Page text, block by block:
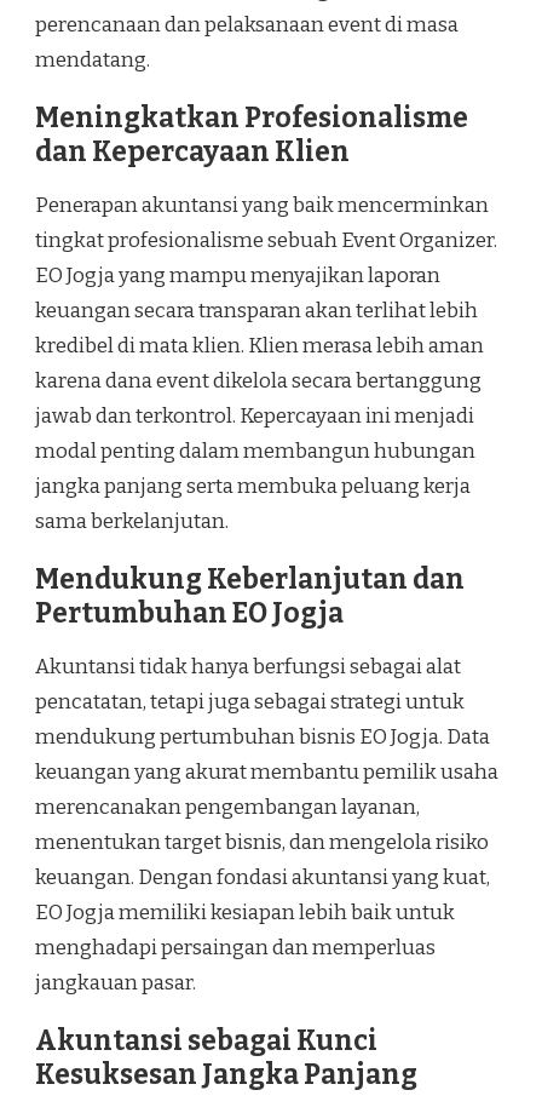
perencanaan dan pelaksanaan event di masa
mendatang.
Meningkatkan Profesionalisme
dan Kepercayaan Klien
Penerapan akuntansi yang baik mencerminkan
tingkat profesionalisme sebuah Event Organizer.
EO Jogja yang mampu menyajikan laporan
keuangan secara transparan akan terlihat lebih
kredibel di mata klien. Klien merasa lebih aman
karena dana event dikelola secara bertanggung
jawab dan terkontrol. Kepercayaan ini menjadi
modal penting dalam membangun hubungan
jangka panjang serta membuka peluang kerja
sama berkelanjutan.
Mendukung Keberlanjutan dan
Pertumbuhan EO Jogja
Akuntansi tidak hanya berfungsi sebagai alat
pencatatan, tetapi juga sebagai strategi untuk
mendukung pertumbuhan bisnis EO Jogja. Data
keuangan yang akurat membantu pemilik usaha
merencanakan pengembangan layanan,
menentukan target bisnis, dan mengelola risiko
keuangan. Dengan fondasi akuntansi yang kuat,
EO Jogja memiliki kesiapan lebih baik untuk
menghadapi persaingan dan memperluas
jangkauan pasar.
Akuntansi sebagai Kunci
Kesuksesan Jangka Panjang